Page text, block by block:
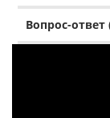
Вопрос-ответ